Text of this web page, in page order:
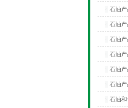
石油
石油
石油
石油
石油
石油
石油